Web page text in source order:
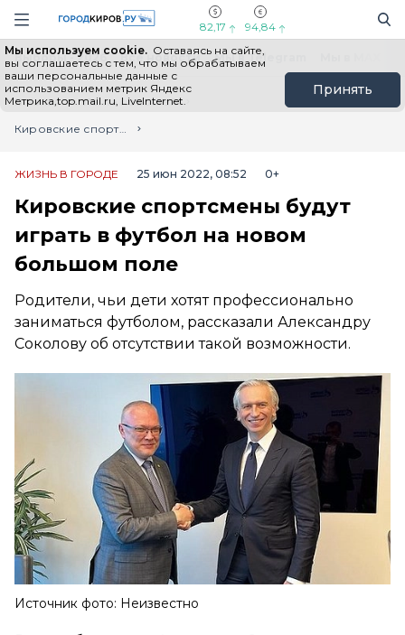
Навигация сайта
82,17 94,84
Мы используем cookie. Оставаясь на сайте,
вы соглашаетесь с тем, что мы обрабатываем
ваши персональные данные с
использованием метрик Яндекс
Метрика,top.mail.ru, LiveInternet.
Принять
Выборы - 2026 Все новости Мы в Telegram
Главная
Лента новостей
Кировские спортсмены будут играть в футбол на новом большом поле
ЖИЗНЬ В ГОРОДЕ 25 июн 2022, 08:52 0+
Кировские спортсмены будут
играть в футбол на новом
большом поле
Родители, чьи дети хотят профессионально
заниматься футболом, рассказали Александру
Соколову об отсутствии такой возможности.
Источник фото: Неизвестно